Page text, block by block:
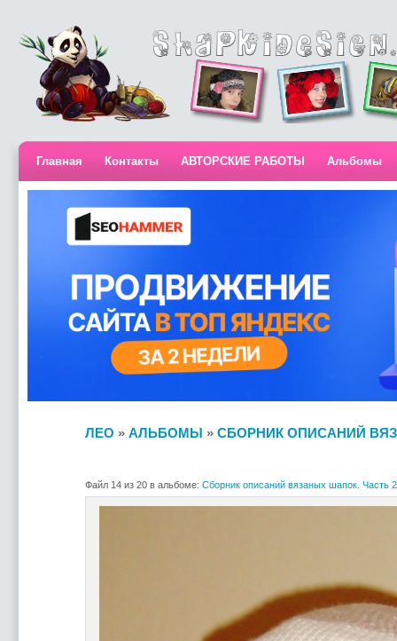
Главная Контакты АВТОРСКИЕ РАБОТЫ Альбомы
ЛЕО » АЛЬБОМЫ » СБОРНИК ОПИСАНИЙ
Файл 14 из 20 в альбоме: Сборник описаний вязаных шапок. Часть